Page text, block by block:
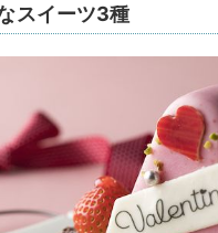
スイーツ3種